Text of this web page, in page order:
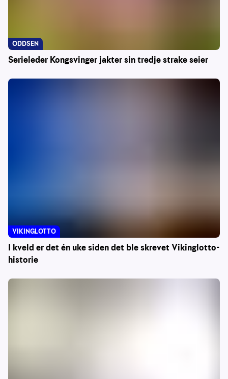
Serieleder Kongsvinger jakter sin tredje strake seier
ODDSEN
I kveld er det én uke siden det ble skrevet Vikinglotto-
historie
VIKINGLOTTO